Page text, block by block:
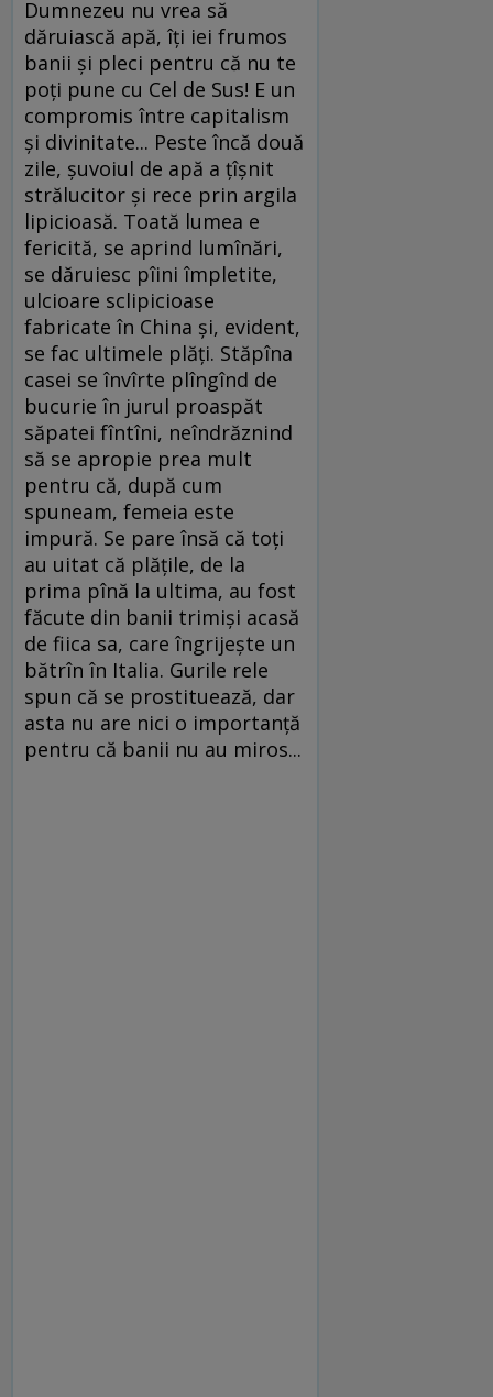
Dumnezeu nu vrea să
dăruiască apă, îţi iei frumos
banii şi pleci pentru că nu te
poţi pune cu Cel de Sus! E un
compromis între capitalism
şi divinitate... Peste încă două
zile, şuvoiul de apă a ţîşnit
strălucitor şi rece prin argila
lipicioasă. Toată lumea e
fericită, se aprind lumînări,
se dăruiesc pîini împletite,
ulcioare sclipicioase
fabricate în China şi, evident,
se fac ultimele plăţi. Stăpîna
casei se învîrte plîngînd de
bucurie în jurul proaspăt
săpatei fîntîni, neîndrăznind
să se apropie prea mult
pentru că, după cum
spuneam, femeia este
impură. Se pare însă că toţi
au uitat că plăţile, de la
prima pînă la ultima, au fost
făcute din banii trimişi acasă
de fiica sa, care îngrijeşte un
bătrîn în Italia. Gurile rele
spun că se prostituează, dar
asta nu are nici o importanţă
pentru că banii nu au miros...